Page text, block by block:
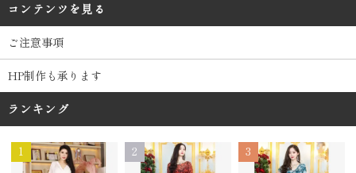
コンテンツを見る
ご注意事項
HP制作も承ります
ランキング
1 2 3